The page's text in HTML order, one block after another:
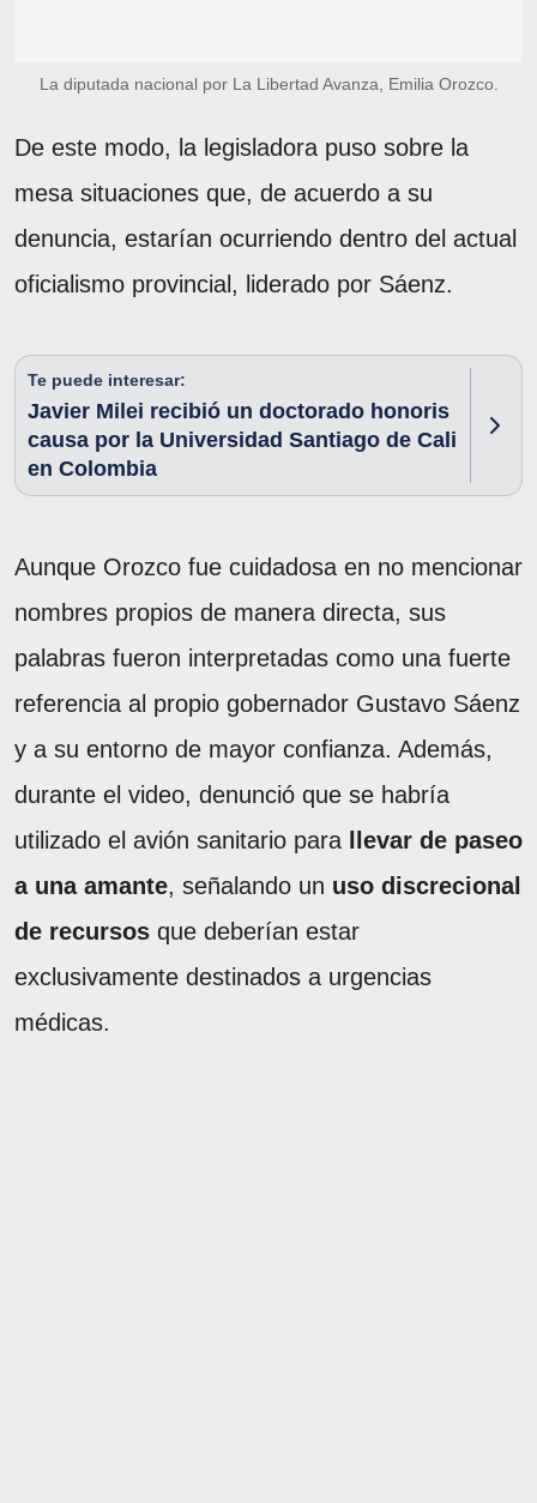
La diputada nacional por La Libertad Avanza, Emilia Orozco.
De este modo, la legisladora puso sobre la
mesa situaciones que, de acuerdo a su
denuncia, estarían ocurriendo dentro del actual
oficialismo provincial, liderado por Sáenz.
Te puede interesar:
Javier Milei recibió un doctorado honoris
causa por la Universidad Santiago de Cali
en Colombia
Aunque Orozco fue cuidadosa en no mencionar
nombres propios de manera directa, sus
palabras fueron interpretadas como una fuerte
referencia al propio gobernador Gustavo Sáenz
y a su entorno de mayor confianza. Además,
durante el video, denunció que se habría
utilizado el avión sanitario para
llevar de paseo
a una amante, señalando un uso discrecional
de recursos que deberían estar
exclusivamente destinados a urgencias
médicas.